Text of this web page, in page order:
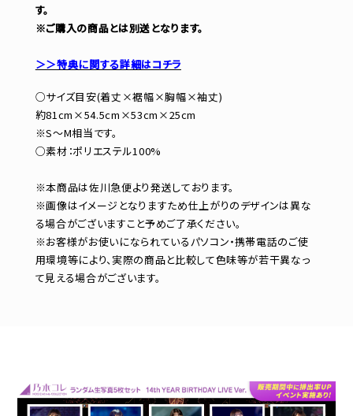
す。
※ご購入の商品とは別送となります。
＞＞特典に関する詳細はコチラ
○サイズ目安(着丈×裾幅×胸幅×袖丈)
約81cm×54.5cm×53cm×25cm
※S～M相当です。
○素材：ポリエステル100%
※本商品は佐川急便より発送しております。
※画像はイメージとなりますため仕上がりのデザインは異な
る場合がございますこと予めご了承ください。
※お客様がお使いになられているパソコン・携帯電話のご使
用環境等により、実際の商品と比較して色味等が若干異なっ
て見える場合がございます。